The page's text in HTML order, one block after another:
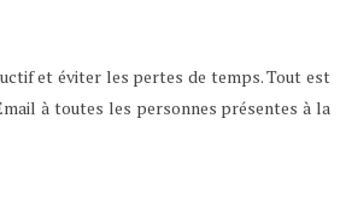
et éviter les pertes de temps. Tout est
à toutes les personnes présentes à la